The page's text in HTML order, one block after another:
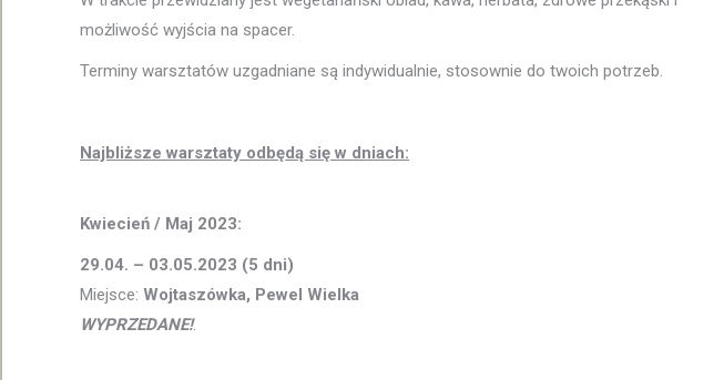
możliwość wyjścia na spacer.
Terminy warsztatów uzgadniane są indywidualnie, stosownie do twoich potrzeb.
Najbliższe warsztaty odbędą się w dniach:
Kwiecień / Maj 2023:
29.04. – 03.05.2023 (5 dni)
Miejsce: Wojtaszówka, Pewel Wielka
WYPRZEDANE!.